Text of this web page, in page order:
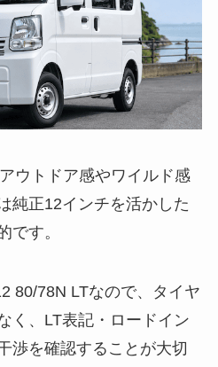
ウトドア感やワイルド感
純正12インチを活かした
です。
80/78N LTなので、タイヤ
く、LT表記・ロードイン
渉を確認することが大切